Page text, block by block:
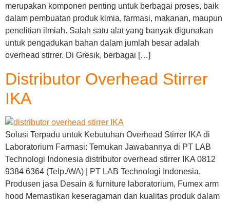
merupakan komponen penting untuk berbagai proses, baik
dalam pembuatan produk kimia, farmasi, makanan, maupun
penelitian ilmiah. Salah satu alat yang banyak digunakan
untuk pengadukan bahan dalam jumlah besar adalah
overhead stirrer. Di Gresik, berbagai […]
Distributor Overhead Stirrer
IKA
Solusi Terpadu untuk Kebutuhan Overhead Stirrer IKA di
Laboratorium Farmasi: Temukan Jawabannya di PT LAB
Technologi Indonesia distributor overhead stirrer IKA 0812
9384 6364 (Telp./WA) | PT LAB Technologi Indonesia,
Produsen jasa Desain & furniture laboratorium, Fumex arm
hood Memastikan keseragaman dan kualitas produk dalam